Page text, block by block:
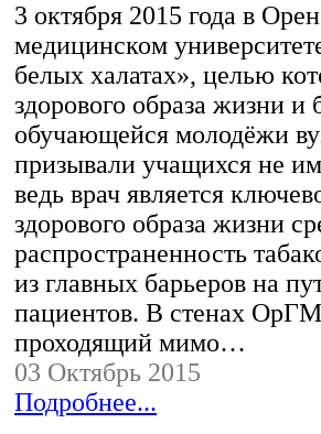
3 октября 2015 года в
медицинском
белых халатах», целью
здорового образа жизни и
обучающейся молодёжи
призывали учащихся не
ведь врач является
здорового образа жизни
распространенность
из главных барьеров на
пациентов. В стенах
проходящий мимо…
03 Октябрь 2015
Подробнее...